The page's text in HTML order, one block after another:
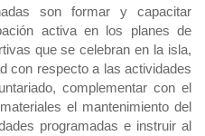
son formar y capacitar
activa en los planes de
que se celebran en la isla,
con respecto a las actividades
complementar con el
el mantenimiento del
programadas e instruir al